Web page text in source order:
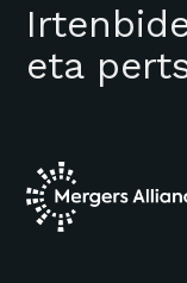
eta